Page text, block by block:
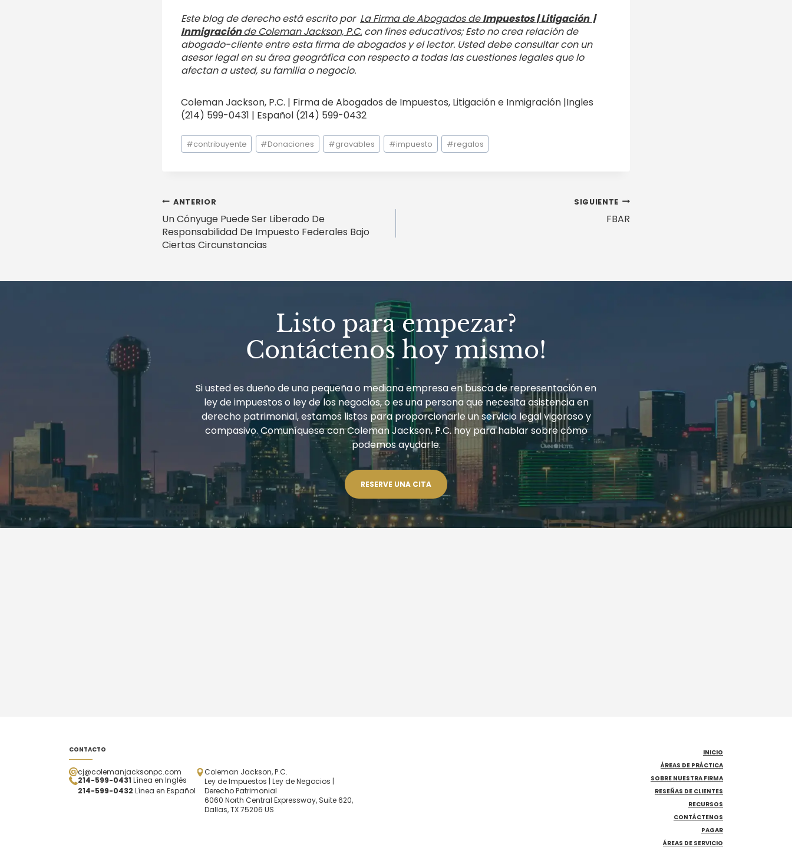
Este blog de derecho está escrito por La Firma de Abogados deImpuestos | Litigación |
Inmigraciónde Coleman Jackson, P.C. con fines educativos; Esto no crea relación de
abogado-cliente entre esta firma de abogados y el lector. Usted debe consultar con un
asesor legal en su área geográfica con respecto a todas las cuestiones legales que lo
afectan a usted, su familia o negocio.
Coleman Jackson, P.C. | Firma de Abogados de Impuestos, Litigación e Inmigración |Ingles
(214) 599-0431 | Español (214) 599-0432
Etiquetas
de
#contribuyente #Donaciones #gravables #impuesto #regalos
Navegación
de
ANTERIOR
Un Cónyuge Puede Ser Liberado De
Responsabilidad De Impuesto Federales Bajo
Ciertas Circunstancias
SIGUIENTE
FBAR
Listo para empezar?
Contáctenos hoy mismo!
Si usted es dueño de una pequeña o mediana empresa en busca de representación en
ley de impuestos o ley de los negocios, o es una persona que necesita asistencia en
derecho patrimonial, estamos listos para proporcionarle un servicio legal vigoroso y
compasivo. Comuníquese con Coleman Jackson, P.C. hoy para hablar sobre cómo
podemos ayudarle.
RESERVE UNA CITA
CONTACTO
cj@colemanjacksonpc.com
214-599-0431 Línea en Inglés
214-599-0432 Línea en Español
Coleman Jackson, P.C.
Ley de Impuestos | Ley de Negocios |
Derecho Patrimonial
6060 North Central Expressway, Suite 620,
Dallas, TX 75206 US
INICIO
ÁREAS DE PRÁCTICA
SOBRE NUESTRA FIRMA
RESEÑAS DE CLIENTES
RECURSOS
CONTÁCTENOS
PAGAR
ÁREAS DE SERVICIO